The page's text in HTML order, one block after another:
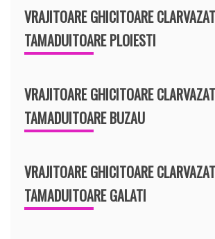
VRAJITOARE GHICITOARE
TAMADUITOARE PLOIESTI
VRAJITOARE GHICITOARE
TAMADUITOARE BUZAU
VRAJITOARE GHICITOARE
TAMADUITOARE GALATI